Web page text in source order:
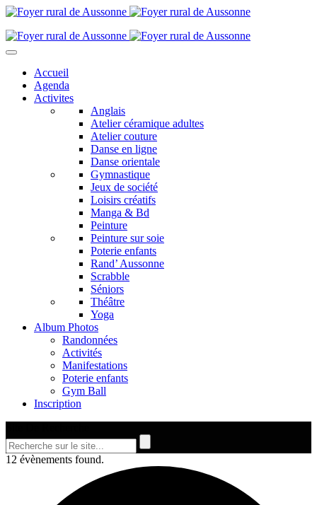
Accueil
Agenda
Activites
Anglais
Atelier céramique adultes
Atelier couture
Danse en ligne
Danse orientale
Gymnastique
Jeux de société
Loisirs créatifs
Manga & Bd
Peinture
Peinture sur soie
Poterie enfants
Rand’ Aussonne
Scrabble
Séniors
Théâtre
Yoga
Album Photos
Randonnées
Activités
Manifestations
Poterie enfants
Gym Ball
Inscription
12 évènements found.